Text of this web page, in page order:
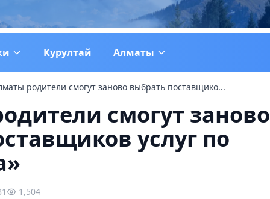
Курултай Алматы
родители смогут заново выбрать поставщико...
смогут заново
услуг по
1,504